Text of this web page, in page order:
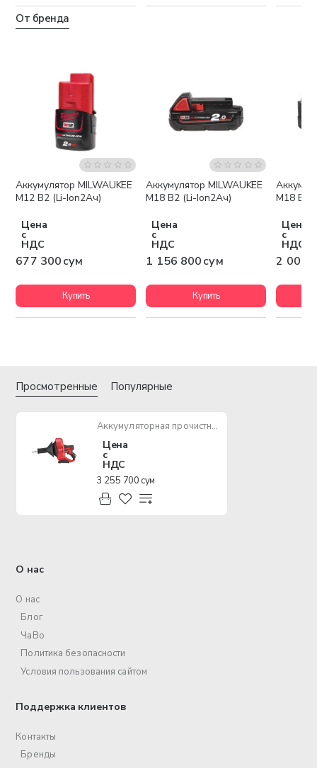
От бренда
Аккумулятор MILWAUKEE
M12 B2 (Li-Ion2Ач)
Цена
с
НДС
677 300 сум
Купить
Бесплатная доставка
Аккумулятор MILWAUKEE
M18 B2 (Li-Ion2Ач)
Цена
с
НДС
1 156 800 сум
Купить
M18 B5
Цена
с
НДС
2 003
Просмотренные Популярные
Аккумуляторная прочистная машина MILWAUKEE M12 BDC6-0C
Цена
с
НДС
3 255 700 сум
О нас
О нас
Блог
ЧаВо
Политика безопасности
Условия пользования сайтом
Поддержка клиентов
Контакты
Бренды